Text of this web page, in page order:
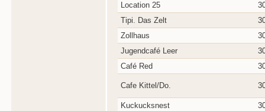
Location 25
Tipi. Das Zelt
Zollhaus
Jugendcafé Leer
Café Red
Cafe Kittel/Do.
Kuckucksnest